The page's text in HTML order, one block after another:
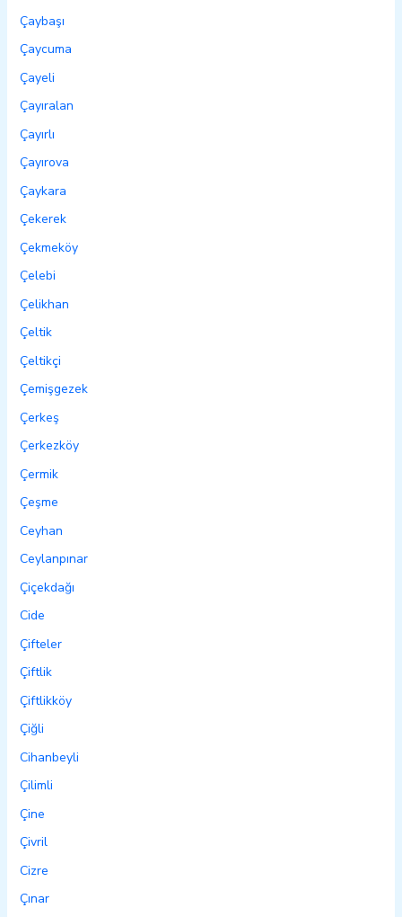
Çaybaşı
Çaycuma
Çayeli
Çayıralan
Çayırlı
Çayırova
Çaykara
Çekerek
Çekmeköy
Çelebi
Çelikhan
Çeltik
Çeltikçi
Çemişgezek
Çerkeş
Çerkezköy
Çermik
Çeşme
Ceyhan
Ceylanpınar
Çiçekdağı
Cide
Çifteler
Çiftlik
Çiftlikköy
Çiğli
Cihanbeyli
Çilimli
Çine
Çivril
Cizre
Çınar